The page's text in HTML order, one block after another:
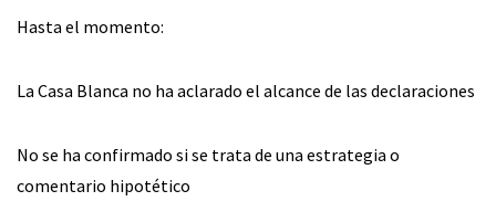
Hasta el momento:
La Casa Blanca no ha aclarado el alcance de las declaraciones
No se ha confirmado si se trata de una estrategia o
comentario hipotético